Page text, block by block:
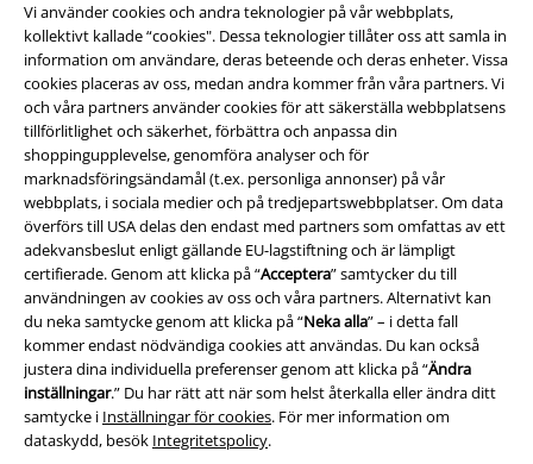
Vi använder cookies och andra teknologier på vår webbplats,
kollektivt kallade “cookies". Dessa teknologier tillåter oss att samla in
information om användare, deras beteende och deras enheter. Vissa
cookies placeras av oss, medan andra kommer från våra partners. Vi
och våra partners använder cookies för att säkerställa webbplatsens
tillförlitlighet och säkerhet, förbättra och anpassa din
shoppingupplevelse, genomföra analyser och för
marknadsföringsändamål (t.ex. personliga annonser) på vår
webbplats, i sociala medier och på tredjepartswebbplatser. Om data
överförs till USA delas den endast med partners som omfattas av ett
adekvansbeslut enligt gällande EU-lagstiftning och är lämpligt
certifierade. Genom att klicka på “Acceptera” samtycker du till
användningen av cookies av oss och våra partners. Alternativt kan
du neka samtycke genom att klicka på “Neka alla” – i detta fall
kommer endast nödvändiga cookies att användas. Du kan också
justera dina individuella preferenser genom att klicka på “Ändra
inställningar.” Du har rätt att när som helst återkalla eller ändra ditt
samtycke i Inställningar för cookies. För mer information om
dataskydd, besök Integritetspolicy.
Juridisk information/Villkor
Villkor
Om oss
Ladda ner villkoren
Avfallshantering och miljöskydd
Försäkran om överensstämmelse
Information om tillgänglighet